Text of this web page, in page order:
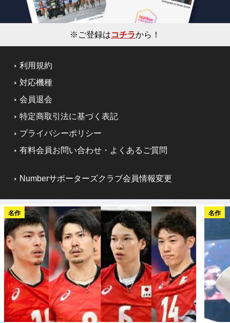
※ご登録はコチラから！
利用規約
対応機種
会員退会
特定商取引法に基づく表記
プライバシーポリシー
有料会員お問い合わせ・よくあるご質問
Numberサポーターズクラブ会員情報変更
名作 名作